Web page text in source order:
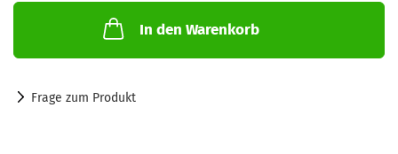
In den Warenkorb
Frage zum Produkt